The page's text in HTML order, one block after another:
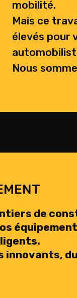
mobilité.
Mais ce
élevés pour
Nous
de
innovants,